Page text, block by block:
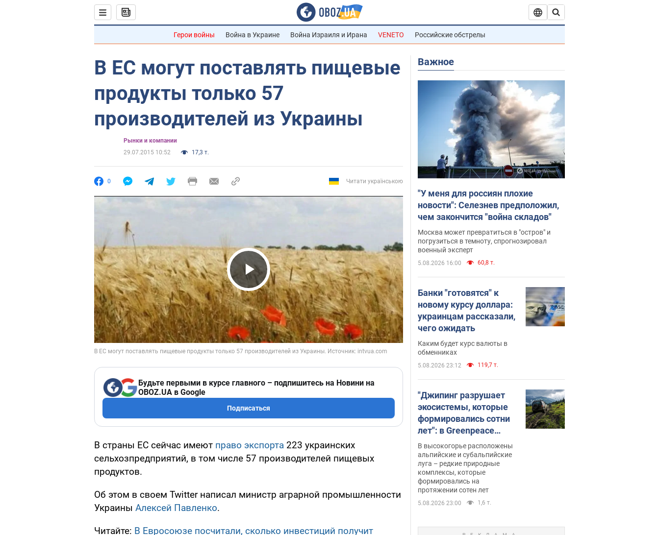
Герои войны Война в Украине Война Израиля и Ирана VENETO Российские обстрелы
В ЕС могут поставлять пищевые
продукты только 57
производителей из Украины
Рынки и компании
29.07.2015 10:52
17,3 т.
0 Читати українською
Play Video
Будьте первыми в курсе главного – подпишитесь на Новини на
OBOZ.UA в Google
Подписаться
В страны ЕС сейчас имеют право экспорта 223 украинских
сельхозпредприятий, в том числе 57 производителей пищевых
продуктов.
Об этом в своем Twitter написал министр аграрной промышленности
Украины Алексей Павленко.
Читайте: В Евросоюзе посчитали, сколько инвестиций получит
Важное
"У меня для россиян плохие
новости": Селезнев предположил,
чем закончится "война складов"
Москва может превратиться в "остров" и
погрузиться в темноту, спрогнозировал
военный эксперт
5.08.2026 16:00 60,8 т.
Банки "готовятся" к
новому курсу доллара:
украинцам рассказали,
чего ожидать
Каким будет курс валюты в
обменниках
5.08.2026 23:12 119,7 т.
"Джипинг разрушает
экосистемы, которые
формировались сотни
лет": в Greenpeace
забили тревогу
В высокогорье расположены
альпийские и субальпийские
луга – редкие природные
комплексы, которые
формировались на
протяжении сотен лет
5.08.2026 23:00 1,6 т.